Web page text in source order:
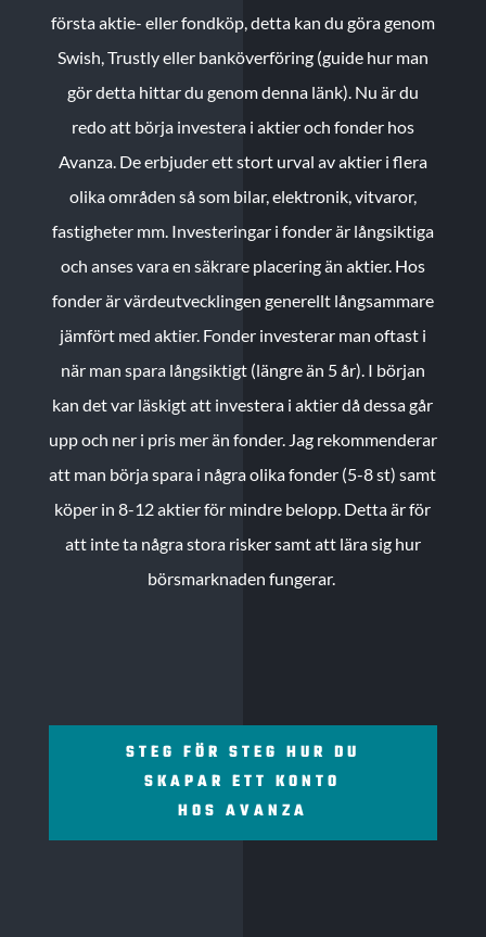
första aktie- eller fondköp, detta kan du göra genom
Swish, Trustly eller banköverföring (guide hur man
gör detta hittar du genom denna länk). Nu är du
redo att börja investera i aktier och fonder hos
Avanza. De erbjuder ett stort urval av aktier i flera
olika områden så som bilar, elektronik, vitvaror,
fastigheter mm. Investeringar i fonder är långsiktiga
och anses vara en säkrare placering än aktier. Hos
fonder är värdeutvecklingen generellt långsammare
jämfört med aktier. Fonder investerar man oftast i
när man spara långsiktigt (längre än 5 år). I början
kan det var läskigt att investera i aktier då dessa går
upp och ner i pris mer än fonder. Jag rekommenderar
att man börja spara i några olika fonder (5-8 st) samt
köper in 8-12 aktier för mindre belopp. Detta är för
att inte ta några stora risker samt att lära sig hur
börsmarknaden fungerar.
STEG FÖR STEG HUR DU
SKAPAR ETT KONTO
HOS AVANZA